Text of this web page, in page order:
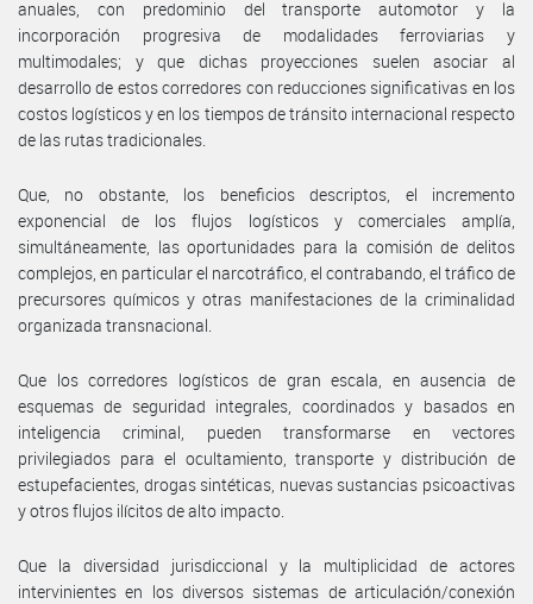
anuales, con predominio del transporte automotor y la
incorporación progresiva de modalidades ferroviarias y
multimodales; y que dichas proyecciones suelen asociar al
desarrollo de estos corredores con reducciones significativas en los
costos logísticos y en los tiempos de tránsito internacional respecto
de las rutas tradicionales.
Que, no obstante, los beneficios descriptos, el incremento
exponencial de los flujos logísticos y comerciales amplía,
simultáneamente, las oportunidades para la comisión de delitos
complejos, en particular el narcotráfico, el contrabando, el tráfico de
precursores químicos y otras manifestaciones de la criminalidad
organizada transnacional.
Que los corredores logísticos de gran escala, en ausencia de
esquemas de seguridad integrales, coordinados y basados en
inteligencia criminal, pueden transformarse en vectores
privilegiados para el ocultamiento, transporte y distribución de
estupefacientes, drogas sintéticas, nuevas sustancias psicoactivas
y otros flujos ilícitos de alto impacto.
Que la diversidad jurisdiccional y la multiplicidad de actores
intervinientes en los diversos sistemas de articulación/conexión